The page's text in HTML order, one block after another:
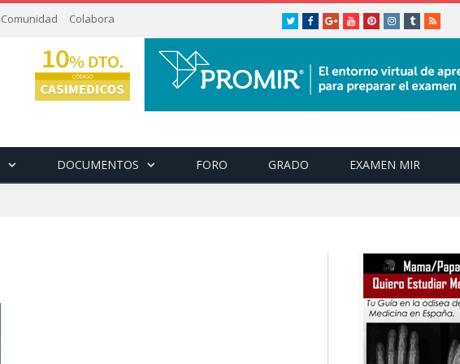
TwitterFacebookGoogle+
youtubePinterestinstagram
tumblrRSS
Comunidad Colabora
DOCUMENTOS FORO GRADO EXAMEN MIR